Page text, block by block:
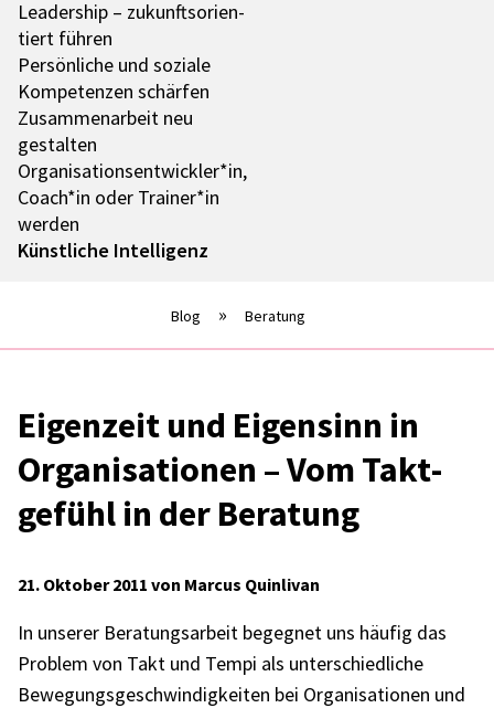
Leader­ship – zukunfts­ori­en­
tiert führen
Persön­li­che und soziale
Kompe­ten­zen schär­fen
Zusam­men­ar­beit neu
gestal­ten
Organisationsentwickler*in,
Coach*in oder Trainer*in
werden
Künst­li­che Intel­li­genz
Blog Beratung
Eigen­zeit und Eigen­sinn in
Orga­ni­sa­tio­nen – Vom Takt­
ge­fühl in der Bera­tung
21. Oktober 2011 von Marcus Quinlivan
In unse­rer Bera­tungs­ar­beit begeg­net uns häufig das
Problem von Takt und Tempi als unter­schied­li­che
Bewe­gungs­ge­schwin­dig­kei­ten bei Orga­ni­sa­tio­nen und